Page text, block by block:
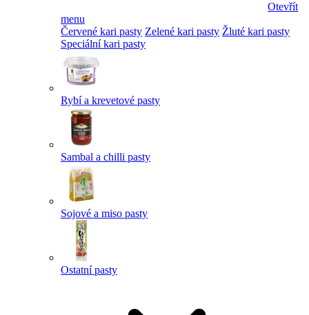
Otevřít
menu
Červené kari pasty Zelené kari pasty Žluté kari pasty
Speciální kari pasty
Rybí a krevetové pasty
Sambal a chilli pasty
Sojové a miso pasty
Ostatní pasty